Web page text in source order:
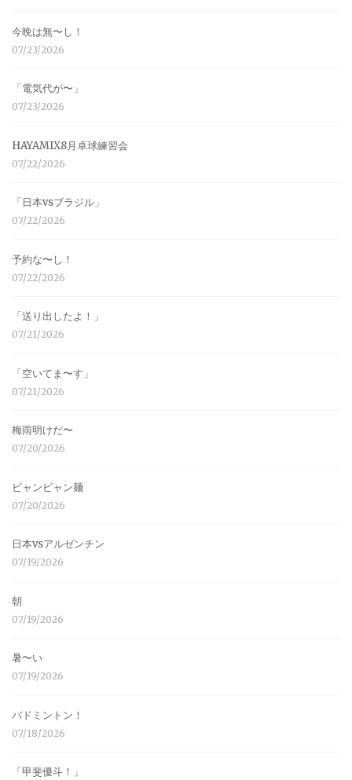
今晩は無〜し！
07/23/2026
「電気代が〜」
07/23/2026
HAYAMIX8月卓球練習会
07/22/2026
「日本vsブラジル」
07/22/2026
予約な〜し！
07/22/2026
「送り出したよ！」
07/21/2026
「空いてま〜す」
07/21/2026
梅雨明けだ〜
07/20/2026
ビャンビャン麺
07/20/2026
日本vsアルゼンチン
07/19/2026
朝
07/19/2026
暑〜い
07/19/2026
バドミントン！
07/18/2026
「甲斐優斗！」